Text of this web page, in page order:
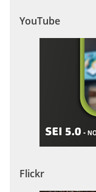
YouTube
Flickr